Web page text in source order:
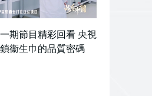
期節目精彩回看 央視
衞生巾的品質密碼